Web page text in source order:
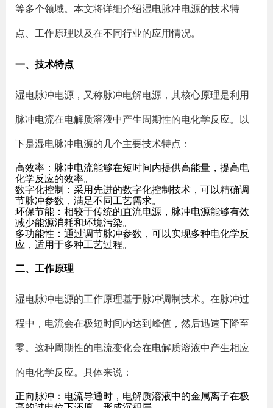
等多个领域。本文将详细介绍湿电脉冲电源的技术特
点、工作原理以及在不同行业的应用情况。
一、技术特点
湿电脉冲电源，又称脉冲电解电源，其核心原理是利用
脉冲电流在电解质溶液中产生周期性的电化学反应。以
下是湿电脉冲电源的几个主要技术特点：
高效率 ：脉冲电流能够在短时间内提供高能量，提高电
化学反应的效率。
数字化控制 ：采用先进的数字化控制技术，可以精确调
节脉冲参数，满足不同工艺需求。
环保节能 ：相较于传统的直流电源，脉冲电源能够有效
减少能源消耗和环境污染。
多功能性 ：通过调节脉冲参数，可以实现多种电化学反
应，适用于多种工艺过程。
二、工作原理
湿电脉冲电源的工作原理基于脉冲调制技术。在脉冲过
程中，电流会在极短时间内达到峰值，然后迅速下降至
零。这种周期性的电流变化会在电解质溶液中产生相应
的电化学反应。具体来说：
正向脉冲 ：电流导通时，电解质溶液中的金属离子在极